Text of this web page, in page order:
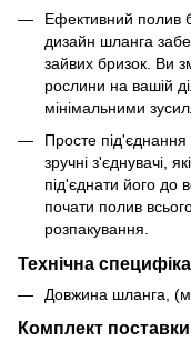
Ефективний полив
дизайн шланга
зайвих бризок. Ви
рослини на вашій
мінімальними
Просте
зручні з'єднувачі,
під'єднати його до
почати полив
розпакування.
Технічна
Довжина шланга,
Комплект